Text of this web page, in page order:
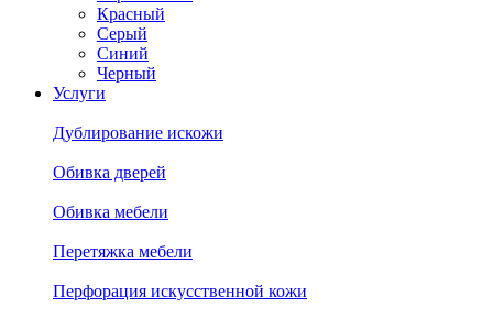
Красный
Серый
Синий
Черный
Услуги
Дублирование искожи
Обивка дверей
Обивка мебели
Перетяжка мебели
Перфорация искусственной кожи